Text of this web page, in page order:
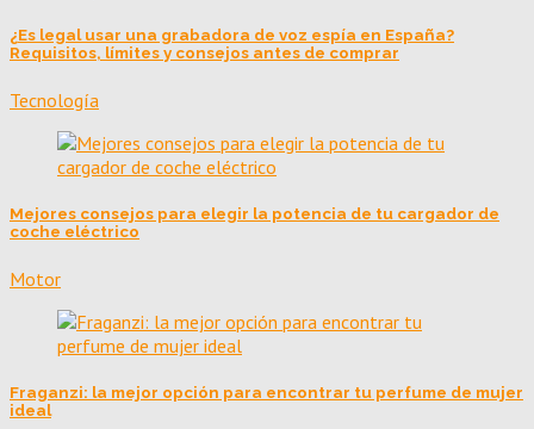
¿Es legal usar una grabadora de voz espía en España?
Requisitos, límites y consejos antes de comprar
Tecnología
Mejores consejos para elegir la potencia de tu cargador de
coche eléctrico
Motor
Fraganzi: la mejor opción para encontrar tu perfume de mujer
ideal